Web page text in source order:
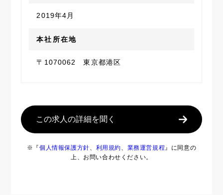
2019年4月
本社所在地
〒1070062 東京都港区
この求人の詳細を聞く
※『個人情報保護方針、 利用規約、 業務運営規程』に同意の
上、お問い合わせください。